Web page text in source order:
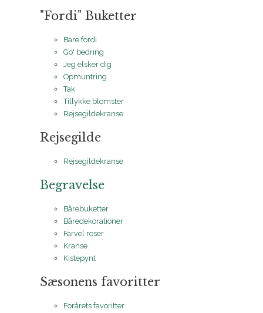
"Fordi" Buketter
Bare fordi
Go' bedring
Jeg elsker dig
Opmuntring
Tak
Tillykke blomster
Rejsegildekranse
Rejsegilde
Rejsegildekranse
Begravelse
Bårebuketter
Båredekorationer
Farvel roser
Kranse
Kistepynt
Sæsonens favoritter
Forårets favoritter